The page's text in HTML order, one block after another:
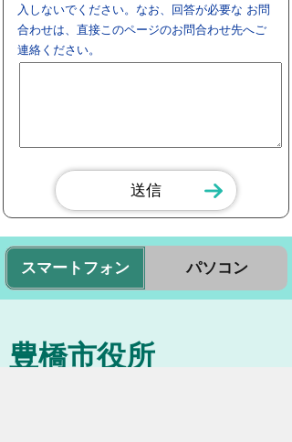
入しないでください。なお、回答が必要な お問
合わせは、直接このページのお問合わせ先へご
連絡ください。
スマートフォン パソコン
豊橋市役所